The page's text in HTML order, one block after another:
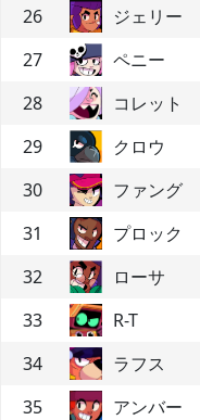
26
ジェリー
27
ペニー
28
コレット
29
クロウ
30
ファング
31
プロック
32
ローサ
33
R-T
34
ラフス
35
アンバー